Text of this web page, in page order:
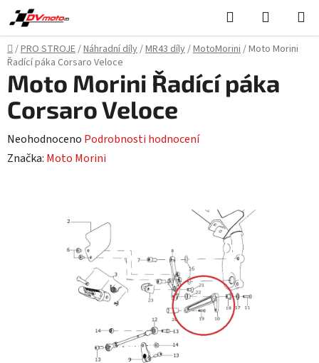
Přejít
na
obsah
Hledat
KOŠÍK
Domů
/PRO STROJE/Náhradní díly/MR43 díly/MotoMorini/Moto Morini
Řadící páka Corsaro Veloce
Moto Morini Řadící páka
Corsaro Veloce
Průměrné
hodnocení
Neohodnoceno Podrobnosti hodnocení
Značka: Moto Morini